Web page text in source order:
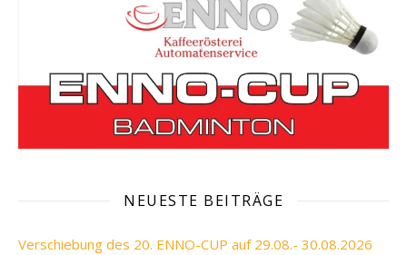
NEUESTE BEITRÄGE
Verschiebung des 20. ENNO-CUP auf 29.08.- 30.08.2026